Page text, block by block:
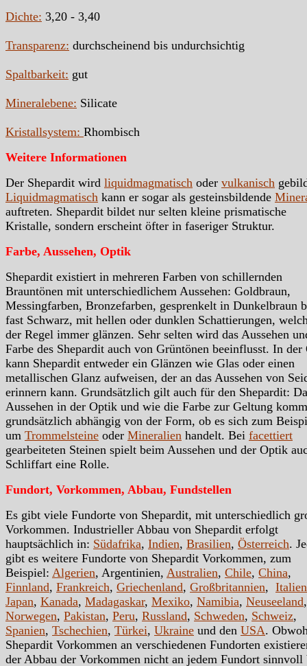
Dichte: 3,20 - 3,40
Transparenz: durchscheinend bis undurchsichtig
Spaltbarkeit: gut
Mineralebene: Silicate
Kristallsystem: Rhombisch
Weitere Informationen
Der Shepardit wird liquidmagmatisch oder vulkanisch
Liquidmagmatisch kann er sogar als gesteinsbildende
auftreten. Shepardit bildet nur selten kleine prismatische
Kristalle, sondern erscheint öfter in faseriger Struktur.
Farbe, Aussehen, Optik
Shepardit existiert in mehreren Farben von schillernden
Brauntönen mit unterschiedlichem Aussehen: Goldbraun,
Messingfarben, Bronzefarben, gesprenkelt in Dunkelbraun
fast Schwarz, mit hellen oder dunklen Schattierungen,
der Regel immer glänzen. Sehr selten wird das Aussehen
Farbe des Shepardit auch von Grüntönen beeinflusst. In
kann Shepardit entweder ein Glänzen wie Glas oder einen
metallischen Glanz aufweisen, der an das Aussehen von
erinnern kann. Grundsätzlich gilt auch für den Shepardit:
Aussehen in der Optik und wie die Farbe zur Geltung
grundsätzlich abhängig von der Form, ob es sich zum
um Trommelsteine oder Mineralien handelt. Bei facettiert
gearbeiteten Steinen spielt beim Aussehen und der Optik
Schliffart eine Rolle.
Fundort, Vorkommen, Abbau, Fundstellen
Es gibt viele Fundorte von Shepardit, mit unterschiedlich
Vorkommen. Industrieller Abbau von Shepardit erfolgt
hauptsächlich in: Südafrika, Indien, Brasilien, Österreich.
gibt es weitere Fundorte von Shepardit Vorkommen, zum
Beispiel: Algerien, Argentinien, Australien, Chile, China,
Finnland, Frankreich, Griechenland, Großbritannien, Italien
Japan, Kanada, Madagaskar, Mexiko, Namibia, Neuseeland,
Norwegen, Pakistan, Peru, Russland, Schweden, Schweiz,
Spanien, Tschechien, Türkei, Ukraine und den USA.
Shepardit Vorkommen an verschiedenen Fundorten
der Abbau der Vorkommen nicht an jedem Fundort sinnvoll